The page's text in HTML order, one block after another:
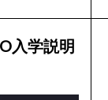
入学説明